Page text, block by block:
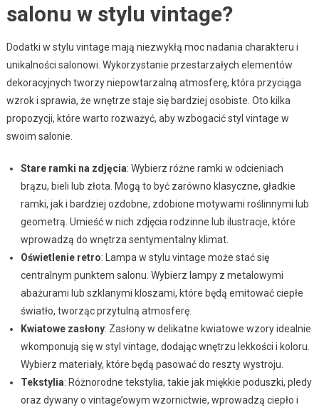
salonu w stylu vintage?
Dodatki w stylu vintage mają niezwykłą moc nadania charakteru i
unikalności salonowi. Wykorzystanie przestarzałych elementów
dekoracyjnych tworzy niepowtarzalną atmosferę, która przyciąga
wzrok i sprawia, że wnętrze staje się bardziej osobiste. Oto kilka
propozycji, które warto rozważyć, aby wzbogacić styl vintage w
swoim salonie.
Stare ramki na zdjęcia: Wybierz różne ramki w odcieniach
brązu, bieli lub złota. Mogą to być zarówno klasyczne, gładkie
ramki, jak i bardziej ozdobne, zdobione motywami roślinnymi lub
geometrą. Umieść w nich zdjęcia rodzinne lub ilustracje, które
wprowadzą do wnętrza sentymentalny klimat.
Oświetlenie retro: Lampa w stylu vintage może stać się
centralnym punktem salonu. Wybierz lampy z metalowymi
abażurami lub szklanymi kloszami, które będą emitować ciepłe
światło, tworząc przytulną atmosferę.
Kwiatowe zasłony: Zasłony w delikatne kwiatowe wzory idealnie
wkomponują się w styl vintage, dodając wnętrzu lekkości i koloru.
Wybierz materiały, które będą pasować do reszty wystroju.
Tekstylia: Różnorodne tekstylia, takie jak miękkie poduszki, pledy
oraz dywany o vintage’owym wzornictwie, wprowadzą ciepło i